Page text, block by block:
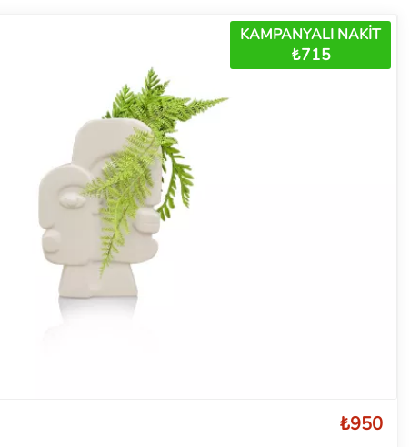
KAMPANYALI NAKİT
₺715
₺950